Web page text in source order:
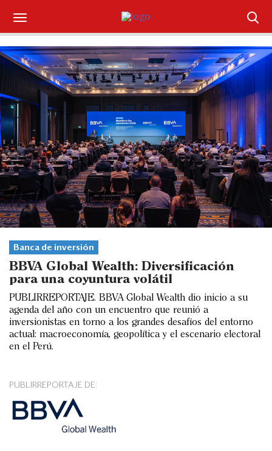
Suscríbase
Iniciar sesión
Portada
¿Qué está pasando?
Sectores y Empresas
Management
Economía y Finanzas
Legal y Política
Eventos
Blogs
Ranking CEO
Banca de inversión
BBVA Global Wealth: Diversificación
para una coyuntura volátil
PUBLIRREPORTAJE. BBVA Global Wealth dio inicio a su
agenda del año con un encuentro que reunió a
inversionistas en torno a los grandes desafíos del entorno
actual: macroeconomía, geopolítica y el escenario electoral
en el Perú.
PUBLIRREPORTAJE DE: